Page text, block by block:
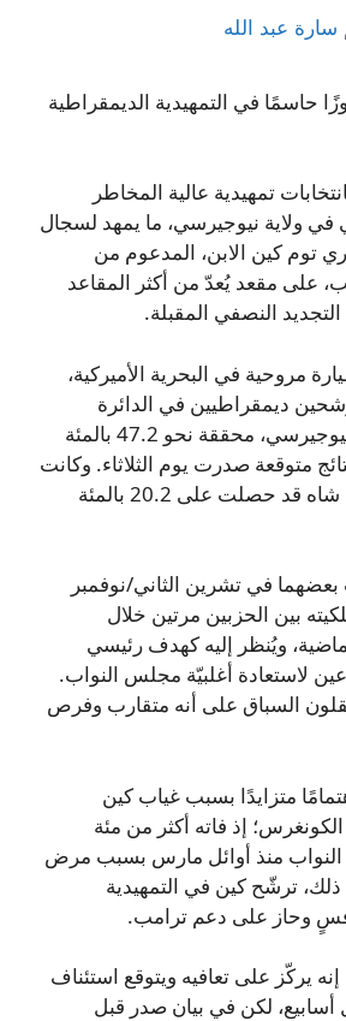
سارة عبد الله
حاسمًا في التمهيدية الديمقراطية
تمهيدية عالية المخاطر
ولاية نيوجيرسي، ما يمهد لسجال
توم كين الابن، المدعوم من
على مقعد يُعدّ من أكثر المقاعد
النصفي المقبلة.
مروحية في البحرية الأميركية،
ديمقراطيين في الدائرة
الانتخابية السابعة بنيوجيرسي، محققة نحو 47.2 بالمئة
متوقعة صدرت يوم الثلاثاء. وكانت
أقرب منافساتها تينا شاه قد حصلت على 20.2 بالمئة
في تشرين الثاني/نوفمبر
بين الحزبين مرتين خلال
ويُنظر إليه كهدف رئيسي
لاستعادة أغلبيّة مجلس النواب.
السباق على أنه متقارب وفرص
متزايدًا بسبب غياب كين
إذ فاته أكثر من مئة
منذ أوائل مارس بسبب مرض
ترشّح كين في التمهيدية
وحاز على دعم ترامب.
إنه يركّز على تعافيه ويتوقع استئناف
أسابيع، لكن في بيان صدر قبل